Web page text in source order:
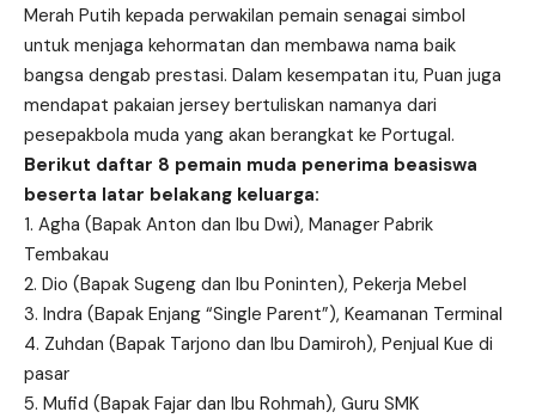
Merah Putih kepada perwakilan pemain senagai simbol
untuk menjaga kehormatan dan membawa nama baik
bangsa dengab prestasi. Dalam kesempatan itu, Puan juga
mendapat pakaian jersey bertuliskan namanya dari
pesepakbola muda yang akan berangkat ke Portugal.
Berikut daftar 8 pemain muda penerima beasiswa
beserta latar belakang keluarga:
1. Agha (Bapak Anton dan Ibu Dwi), Manager Pabrik
Tembakau
2. Dio (Bapak Sugeng dan Ibu Poninten), Pekerja Mebel
3. Indra (Bapak Enjang “Single Parent”), Keamanan Terminal
4. Zuhdan (Bapak Tarjono dan Ibu Damiroh), Penjual Kue di
pasar
5. Mufid (Bapak Fajar dan Ibu Rohmah), Guru SMK